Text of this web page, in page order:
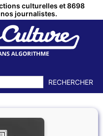
culturelles et 8698
journalistes.
RECHERCHER